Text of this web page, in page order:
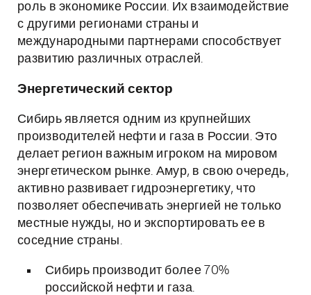
роль в экономике России. Их взаимодействие
с другими регионами страны и
международными партнерами способствует
развитию различных отраслей.
Энергетический сектор
Сибирь является одним из крупнейших
производителей нефти и газа в России. Это
делает регион важным игроком на мировом
энергетическом рынке. Амур, в свою очередь,
активно развивает гидроэнергетику, что
позволяет обеспечивать энергией не только
местные нужды, но и экспортировать ее в
соседние страны.
Сибирь производит более 70%
российской нефти и газа.